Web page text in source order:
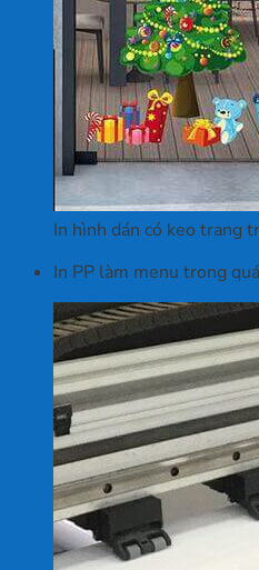
In hình dán có keo trang
In PP làm menu trong